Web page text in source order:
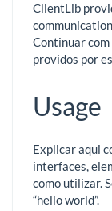
ClientLib
Continuar
providos por
Usage
Explicar aqui
interfaces,
como utilizar.
“hello world”.